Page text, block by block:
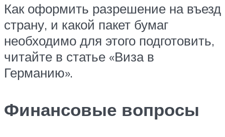
Как оформить разрешение на въезд
страну, и какой пакет бумаг
необходимо для этого подготовить,
читайте в статье «Виза в
Германию».
Финансовые вопросы